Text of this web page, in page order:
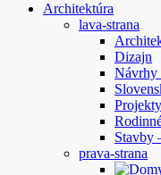
Architektúra
lava-strana
Dizajn
Návrhy
Projekty
Stavby
prava-strana